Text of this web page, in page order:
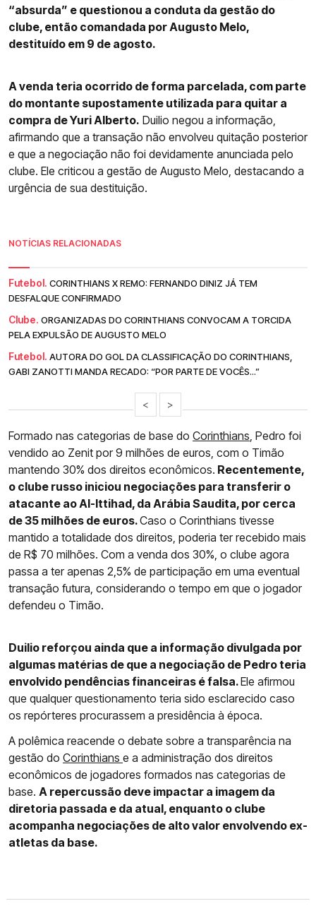
“absurda” e questionou a conduta da gestão do
clube, então comandada por Augusto Melo,
destituído em 9 de agosto.
A venda teria ocorrido de forma parcelada, com parte
do montante supostamente utilizada para quitar a
compra de Yuri Alberto. Duilio negou a informação,
afirmando que a transação não envolveu quitação posterior
e que a negociação não foi devidamente anunciada pelo
clube. Ele criticou a gestão de Augusto Melo, destacando a
urgência de sua destituição.
NOTÍCIAS RELACIONADAS
Futebol. CORINTHIANS X REMO: FERNANDO DINIZ JÁ TEM
DESFALQUE CONFIRMADO
Clube. ORGANIZADAS DO CORINTHIANS CONVOCAM A TORCIDA
PELA EXPULSÃO DE AUGUSTO MELO
Futebol. AUTORA DO GOL DA CLASSIFICAÇÃO DO CORINTHIANS,
GABI ZANOTTI MANDA RECADO: “POR PARTE DE VOCÊS...”
< >
Formado nas categorias de base do Corinthians, Pedro foi
vendido ao Zenit por 9 milhões de euros, com o Timão
mantendo 30% dos direitos econômicos. Recentemente,
o clube russo iniciou negociações para transferir o
atacante ao Al-Ittihad, da Arábia Saudita, por cerca
de 35 milhões de euros.Caso o Corinthians tivesse
mantido a totalidade dos direitos, poderia ter recebido mais
de R$ 70 milhões. Com a venda dos 30%, o clube agora
passa a ter apenas 2,5% de participação em uma eventual
transação futura, considerando o tempo em que o jogador
defendeu o Timão.
Duilio reforçou ainda que a informação divulgada por
algumas matérias de que a negociação de Pedro teria
envolvido pendências financeiras é falsa.Ele afirmou
que qualquer questionamento teria sido esclarecido caso
os repórteres procurassem a presidência à época.
A polêmica reacende o debate sobre a transparência na
gestão do Corinthians e a administração dos direitos
econômicos de jogadores formados nas categorias de
base. A repercussão deve impactar a imagem da
diretoria passada e da atual, enquanto o clube
acompanha negociações de alto valor envolvendo ex-
atletas da base.